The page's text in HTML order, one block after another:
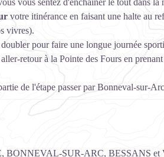
vous sentez d'enchaîner le tout dans la
votre itinérance en faisant une halte au
vivres).
pour faire une longue journée
retour à la Pointe des Fours en
de l'étape passer par Bonneval-sur-
BONNEVAL-SUR-ARC, BESSANS et